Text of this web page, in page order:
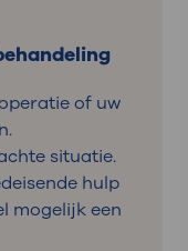
of uw
situatie.
hulp
mogelijk een